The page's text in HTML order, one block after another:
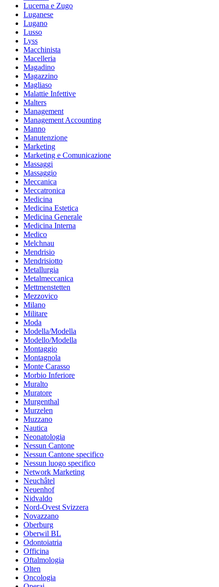
Lucerna e Zugo
Luganese
Lugano
Lusso
Lyss
Macchinista
Macelleria
Magadino
Magazzino
Magliaso
Malattie Infettive
Malters
Management
Management Accounting
Manno
Manutenzione
Marketing
Marketing e Comunicazione
Massaggi
Massaggio
Meccanica
Meccatronica
Medicina
Medicina Estetica
Medicina Generale
Medicina Interna
Medico
Melchnau
Mendrisio
Mendrisiotto
Metallurgia
Metalmeccanica
Mettmenstetten
Mezzovico
Milano
Militare
Moda
Modella/Modella
Modello/Modella
Montaggio
Montagnola
Monte Carasso
Morbio Inferiore
Muralto
Muratore
Murgenthal
Murzelen
Muzzano
Nautica
Neonatologia
Nessun Cantone
Nessun Cantone specifico
Nessun luogo specifico
Network Marketing
Neuchâtel
Neuenhof
Nidvaldo
Nord-Ovest Svizzera
Novazzano
Oberburg
Oberwil BL
Odontoiatria
Officina
Oftalmologia
Olten
Oncologia